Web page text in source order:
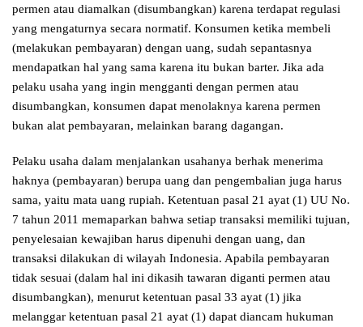
permen atau diamalkan (disumbangkan) karena terdapat regulasi
yang mengaturnya secara normatif. Konsumen ketika membeli
(melakukan pembayaran) dengan uang, sudah sepantasnya
mendapatkan hal yang sama karena itu bukan barter. Jika ada
pelaku usaha yang ingin mengganti dengan permen atau
disumbangkan, konsumen dapat menolaknya karena permen
bukan alat pembayaran, melainkan barang dagangan.
Pelaku usaha dalam menjalankan usahanya berhak menerima
haknya (pembayaran) berupa uang dan pengembalian juga harus
sama, yaitu mata uang rupiah. Ketentuan pasal 21 ayat (1) UU No.
7 tahun 2011 memaparkan bahwa setiap transaksi memiliki tujuan,
penyelesaian kewajiban harus dipenuhi dengan uang, dan
transaksi dilakukan di wilayah Indonesia. Apabila pembayaran
tidak sesuai (dalam hal ini dikasih tawaran diganti permen atau
disumbangkan), menurut ketentuan pasal 33 ayat (1) jika
melanggar ketentuan pasal 21 ayat (1) dapat diancam hukuman